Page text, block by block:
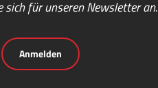
sich für unseren Newsletter an.
Anmelden